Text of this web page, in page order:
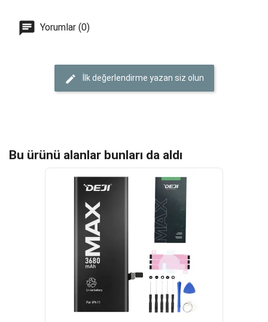
Yorumlar (0)
İlk değerlendirme yazan siz olun
Bu ürünü alanlar bunları da aldı